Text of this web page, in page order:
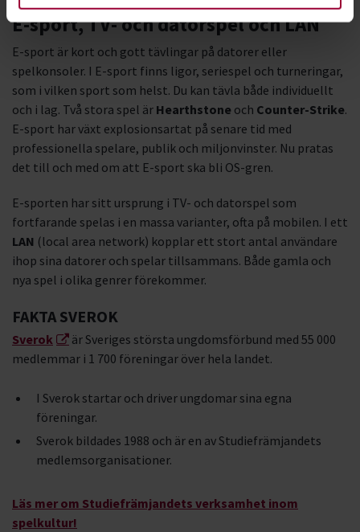
E-sport, TV- och datorspel och LAN
E-sport är kort och gott tävlingar på datorer eller
spelkonsoler. I E-sport finns ligor, seriespel och turneringar,
som i vilken sport som helst. Du kan tävla både individuellt
och i lag. Två stora spel är Hearthstone och Counter-Strike.
E-sport har växt explosionsartat på senare tid med
professionella spelare, publik och miljonvinster. Nu pratas
det till och med om att E-sport ska bli OS-gren.
E-sporten har sitt ursprung i TV- och datorspel som
fortfarande spelas i en massa varianter, ofta på mobilen. I ett
LAN (local area network) kopplar ett stort antal användare
ihop sina datorer och spelar tillsammans. Både gamla och
nya spel i olika genrer förekommer.
FAKTA SVEROK
Sverok
är Sveriges största ungdomsförbund med 55 000
medlemmar i 1 700 föreningar över hela landet.
I Sverok startar och driver ungdomar sina egna
föreningar.
Sverok bildades 1988 och är en av Studiefrämjandets
medlemsorganisationer.
Läs mer om Studiefrämjandets verksamhet inom
spelkultur!